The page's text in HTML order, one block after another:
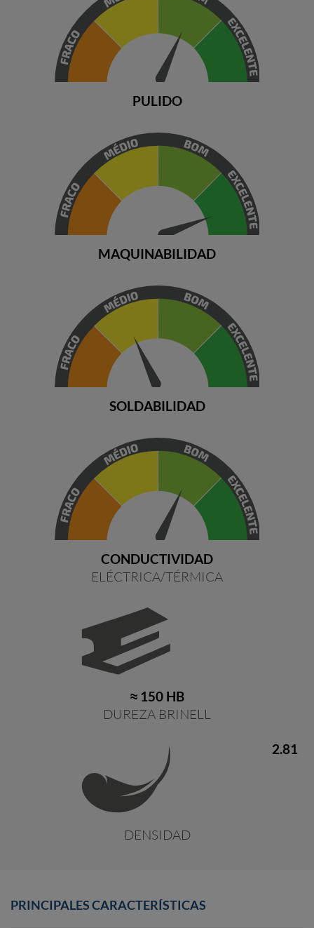
PULIDO
MAQUINABILIDAD
SOLDABILIDAD
CONDUCTIVIDAD
ELÉCTRICA/TÉRMICA
≈ 150 HB
DUREZA BRINELL
2.81
DENSIDAD
PRINCIPALES CARACTERÍSTICAS